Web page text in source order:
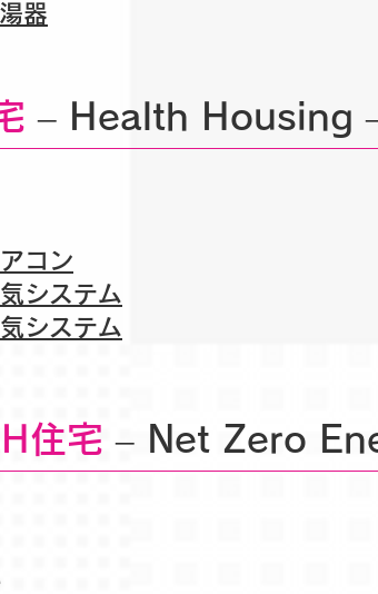
器
– Health Housing
コン
システム
システム
住宅 – Net Zero